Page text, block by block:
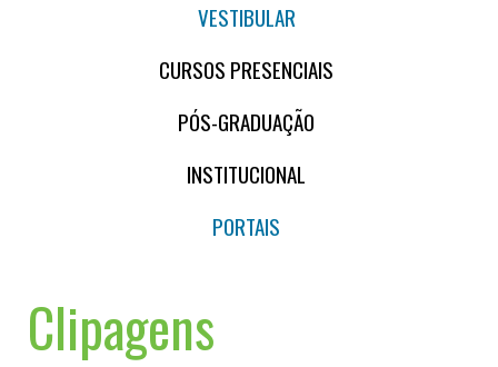
VESTIBULAR
CURSOS PRESENCIAIS
PÓS-GRADUAÇÃO
INSTITUCIONAL
PORTAIS
Clipagens